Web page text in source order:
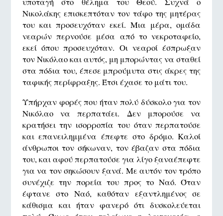
Νικολάκης επισκεπτόταν τον τάφο της μητέρας
του και προσευχόταν εκεί. Μια μέρα, ομάδα
νεαρών περνούσε μέσα από το νεκροταφείο,
εκεί όπου προσευχόταν. Οι νεαροί έσπρωξαν
τον Νικόλαο και αυτός, μη μπορώντας να σταθεί
στα πόδια του, έπεσε μπρούμυτα στις άκρες της
ταφικής περίφραξης. Έτσι έχασε το μάτι του.
Υπήρχαν φορές που ήταν πολύ δύσκολο για τον
Νικόλαο να περπατάει. Δεν μπορούσε να
κρατήσει την ισορροπία του όταν περπατούσε
και επανειλημμένα έπεφτε στο δρόμο. Καλοί
άνθρωποι τον σήκωναν, τον έβαζαν στα πόδια
του, και αφού περπατούσε για λίγο ξαναέπεφτε
για να τον σηκώσουν ξανά. Με αυτόν τον τρόπο
συνέχιζε την πορεία του προς το Ναό. Όταν
έφτανε στο Ναό, καθόταν εξαντλημένος σε
κάθισμα και ήταν φανερό ότι δυσκολεύεται